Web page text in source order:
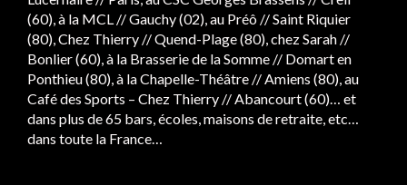
(60), à la MCL // Gauchy (02), au Préô // Saint Riquier
(80), Chez Thierry // Quend-Plage (80), chez Sarah //
Bonlier (60), à la Brasserie de la Somme // Domart en
Ponthieu (80), à la Chapelle-Théâtre // Amiens (80), au
Café des Sports – Chez Thierry // Abancourt (60)… et
dans plus de 65 bars, écoles, maisons de retraite, etc…
dans toute la France…